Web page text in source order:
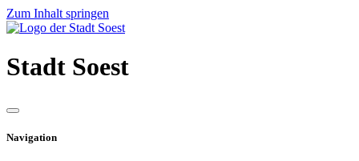
Zum Inhalt springen
Stadt Soest
Navigation